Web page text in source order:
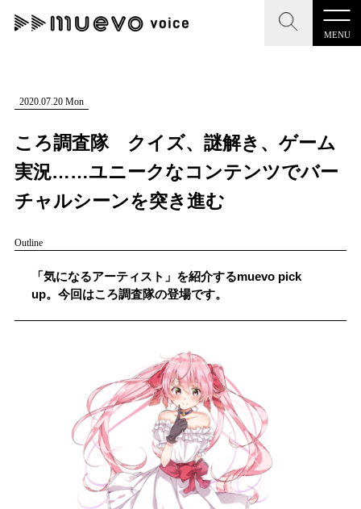
MENU
CLOSE
記事を検索する
#男性シンガー #HR/HM #女性シンガー
CLOSE
"読者の声を形にする”音楽特化メディア
記事一覧
プレスリリース一覧
記事リクエスト
muevoクラウドファンディング
2020.07.20 Mon
ころ調査隊 クイズ、謎解き、ゲーム
実況……ユニークなコンテンツでバー
チャルシーンを突き進む
Outline
「気になるアーティスト」を紹介するmuevo pick
up。今回はころ調査隊の登場です。